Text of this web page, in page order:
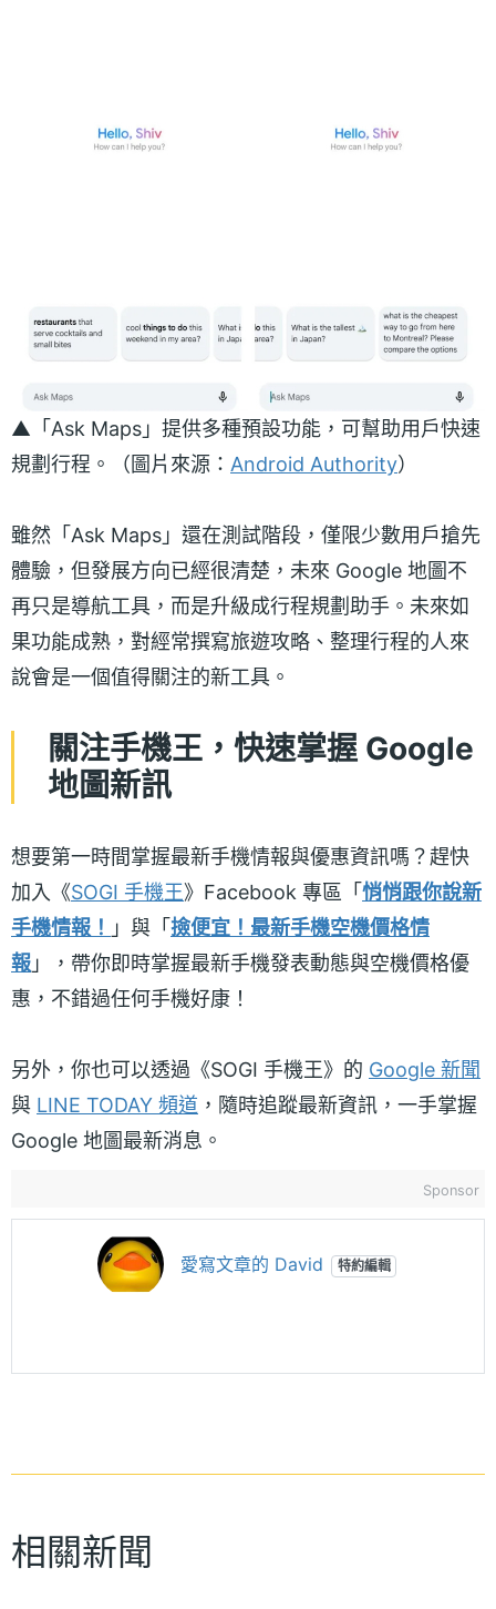
▲「Ask Maps」提供多種預設功能，可幫助用戶快速
規劃行程。（圖片來源： Android Authority）
雖然「Ask Maps」還在測試階段，僅限少數用戶搶先
體驗，但發展方向已經很清楚，未來 Google 地圖不
再只是導航工具，而是升級成行程規劃助手。未來如
果功能成熟，對經常撰寫旅遊攻略、整理行程的人來
說會是一個值得關注的新工具。
關注手機王，快速掌握 Google
地圖新訊
想要第一時間掌握最新手機情報與優惠資訊嗎？趕快
加入《SOGI 手機王》Facebook 專區「悄悄跟你說新
手機情報！ 」與「撿便宜！最新手機空機價格情
報 」，帶你即時掌握最新手機發表動態與空機價格優
惠，不錯過任何手機好康！
另外，你也可以透過《SOGI 手機王》的 Google 新聞
與 LINE TODAY 頻道 ，隨時追蹤最新資訊，一手掌握
Google 地圖最新消息。
Sponsor
愛寫文章的 David 特約編輯
相關新聞